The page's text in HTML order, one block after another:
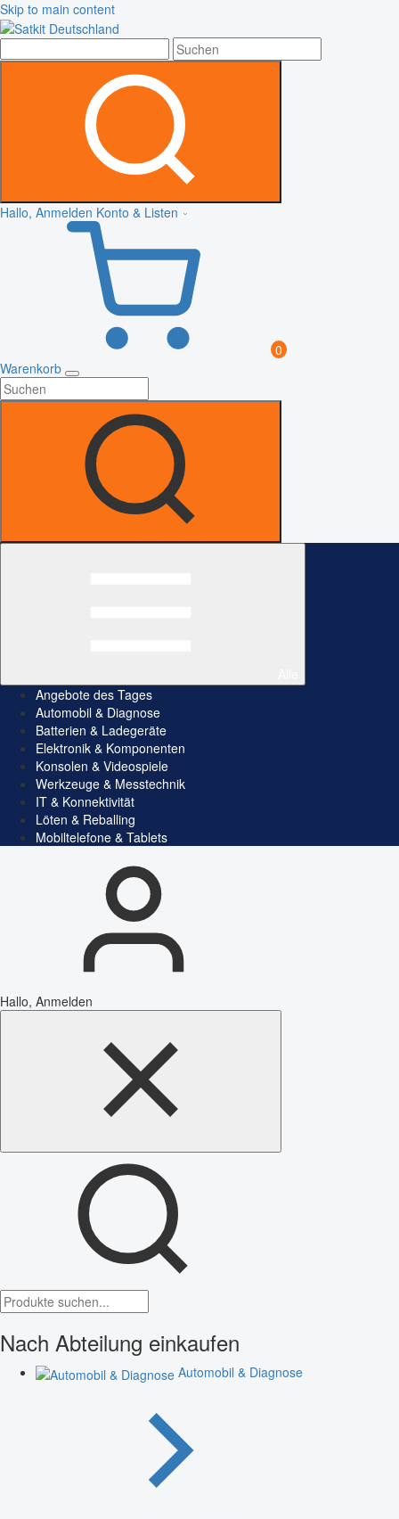
Skip to main content
Hallo, Anmelden Konto & Listen
0
Warenkorb
Angebote des Tages
Automobil & Diagnose
Batterien & Ladegeräte
Elektronik & Komponenten
Konsolen & Videospiele
Werkzeuge & Messtechnik
IT & Konnektivität
Löten & Reballing
Mobiltelefone & Tablets
Hallo, Anmelden
Nach Abteilung einkaufen
Automobil & Diagnose